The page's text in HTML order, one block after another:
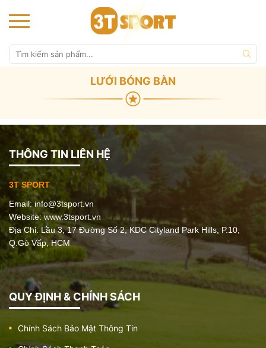
LƯỚI BÓNG BÀN
THÔNG TIN LIÊN HỆ
3T SPORT
Email:info@3tsport.vn
Website: www.3tsport.vn
Địa Chỉ: Lầu 3, 17 Đường Số 2, KDC Cityland Park Hills, P.10,
Q.Gò Vấp, HCM
QUY ĐỊNH & CHÍNH SÁCH
Chính Sách Bảo Mật Thông Tin